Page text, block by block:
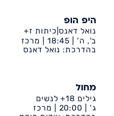
היפ הופ
נואל דאנס|כיתות ז+
ב', ה' | 18:45 |
מרכז
קהילתי דיונה
בהדרכת: נואל דאנס
מחול
גילים 18+ לנשים
ג' | 20:00 |
מרכז